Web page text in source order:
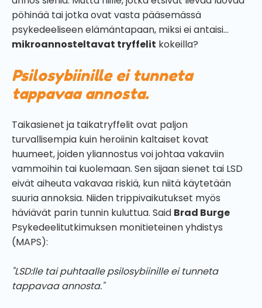
pöhinää tai jotka ovat vasta pääsemässä
psykedeeliseen elämäntapaan, miksi ei antaisi...
mikroannosteltavat tryffelit kokeilla?
Psilosybiinille ei tunneta
tappavaa annosta.
Taikasienet ja taikatryffelit ovat paljon
turvallisempia kuin heroiinin kaltaiset kovat
huumeet, joiden yliannostus voi johtaa vakaviin
vammoihin tai kuolemaan. Sen sijaan sienet tai LSD
eivät aiheuta vakavaa riskiä, kun niitä käytetään
suuria annoksia. Niiden trippivaikutukset myös
häviävät parin tunnin kuluttua. Said Brad Burge
Psykedeelitutkimuksen monitieteinen yhdistys
(MAPS):
"LSD:lle tai puhtaalle psilosybiinille ei tunneta
tappavaa annosta."